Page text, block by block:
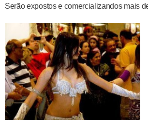
Serão expostos e comercializandos mais